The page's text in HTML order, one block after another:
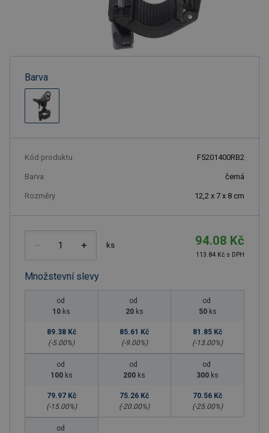
Barva
Kód produktu F5201400RB2
Barva černá
Rozměry 12,2 x 7 x 8 cm
ks 94.08 Kč
113.84 Kč s DPH
Množstevní slevy
od
10 ks
89.38 Kč
(-5.00%)
od
20 ks
85.61 Kč
(-9.00%)
od
50 ks
81.85 Kč
(-13.00%)
od
100 ks
79.97 Kč
(-15.00%)
od
200 ks
75.26 Kč
(-20.00%)
od
300 ks
70.56 Kč
(-25.00%)
od